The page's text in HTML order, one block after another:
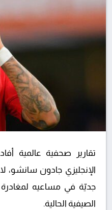
تقارير صحفية عالمية
الإنجليزي جادون سانشو،
جديّة في مساعيه لمغادرة
الصيفية الحالية.